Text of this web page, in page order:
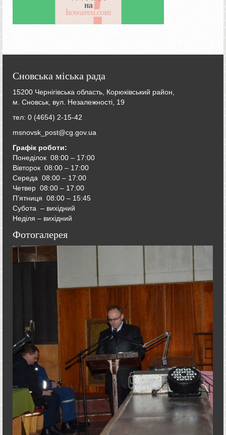
Сновська міська рада
15200 Чернігівська область, Корюківський район,
м. Сновськ, вул. Незалежності, 19
тел: 0 (4654) 2-15-42
msnovsk_post@cg.gov.ua
Графік роботи:
Понеділок 08:00 – 17:00
Вівторок 08:00 – 17:00
Середа 08:00 – 17:00
Четвер 08:00 – 17:00
П’ятниця 08:00 – 15:45
Субота – вихідний
Неділя – вихідний
Фотогалерея